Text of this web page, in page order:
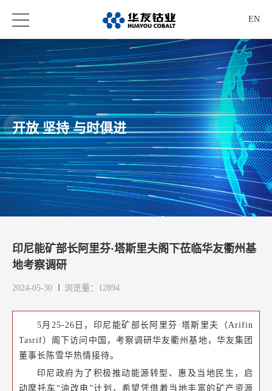
EN
开放 坚持 与时俱进
印尼能矿部长阿里芬·塔斯里夫阁下莅临华友衢州基
地考察调研
2024-05-30 浏览量：12894
5月25-26日，印尼能矿部长阿里芬·塔斯里夫（Arifin
Tasrif）阁下访问中国，考察调研华友衢州基地，华友集团
董事长陈雪华热情接待。
印尼政府为了积极推动能源转型、惠及当地民生，启
动摩托车“油改电”计划，希望凭借着当地丰富的矿产资源